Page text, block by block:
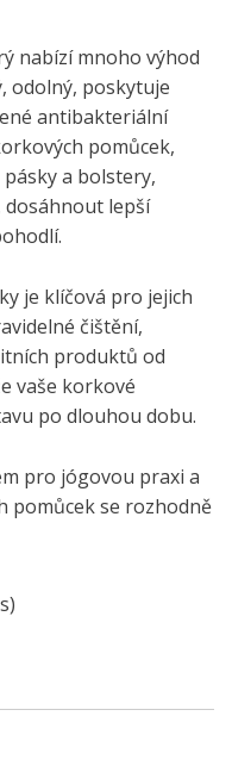
nabízí mnoho výhod
odolný, poskytuje
antibakteriální
pomůcek,
a bolstery,
lepší
je klíčová pro jejich
čištění,
produktů od
vaše korkové
po dlouhou dobu.
pro jógovou praxi a
pomůcek se rozhodně